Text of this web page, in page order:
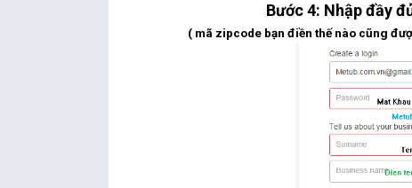
Bước 4: Nhập đầy
( mã zipcode bạn điền thế nào cũng